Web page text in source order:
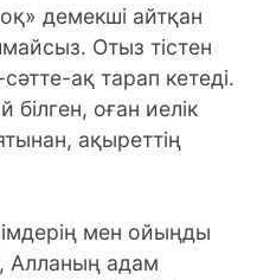
демекші айтқан
Отыз тістен
ақ тарап кетеді.
білген, оған иелік
ақыреттің
мен ойыңды
Алланың адам